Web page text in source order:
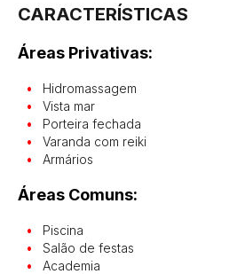
CARACTERÍSTICAS
Áreas Privativas:
Hidromassagem
Vista mar
Porteira fechada
Varanda com reiki
Armários
Áreas Comuns:
Piscina
Salão de festas
Academia